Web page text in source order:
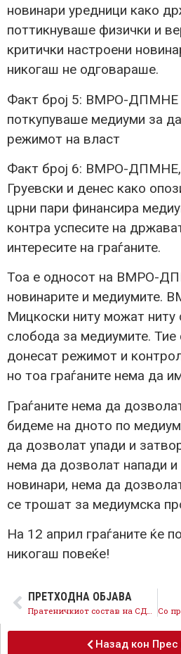
новинари уредници како
поттикнуваше физички и
критички настроени
никогаш не одговараше.
Факт број 5: ВМРО-ДПМНЕ
поткупуваше медиуми за
режимот на власт
Факт број 6: ВМРО-
Груевски и денес како
црни пари финансира
контра успесите на
интересите на граѓаните.
Тоа е односот на ВМРО-
новинарите и
Мицкоски ниту можат ниту
слобода за медиумите. Тие
донесат режимот и
но тоа граѓаните нема да
Граѓаните нема да
бидеме на дното по
да дозволат упади и
нема да дозволат напади
новинари, нема да
се трошат за медиумска
На 12 април граѓаните ќе
никогаш повеќе!
ПРЕТХОДНА ОБЈАВА
Назад кон Прес